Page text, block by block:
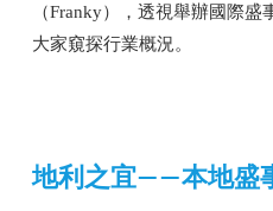
（Franky），透視舉辦國際
大家窺探行業概況。
地利之宜——本地盛